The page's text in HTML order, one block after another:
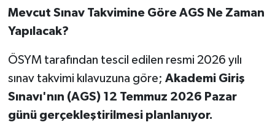
Mevcut Sınav Takvimine Göre AGS Ne Zaman
Yapılacak?
ÖSYM tarafından tescil edilen resmi 2026 yılı
sınav takvimi kılavuzuna göre; Akademi Giriş
Sınavı'nın (AGS) 12 Temmuz 2026 Pazar
günü gerçekleştirilmesi planlanıyor.